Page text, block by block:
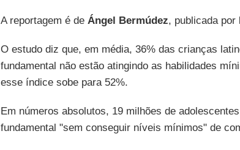
A reportagem é de Ángel Bermúdez, publicada por
O estudo diz que, em média, 36% das crianças
fundamental não estão atingindo as habilidades
esse índice sobe para 52%.
Em números absolutos, 19 milhões de
fundamental "sem conseguir níveis mínimos" de